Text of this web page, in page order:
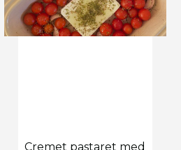
Cremet pastaret med